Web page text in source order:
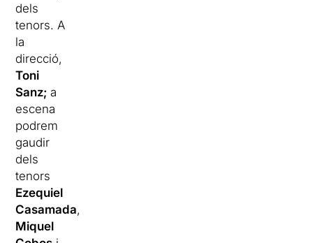
dels
tenors. A
la
direcció,
Toni
Sanz; a
escena
podrem
gaudir
dels
tenors
Ezequiel
Casamada,
Miquel